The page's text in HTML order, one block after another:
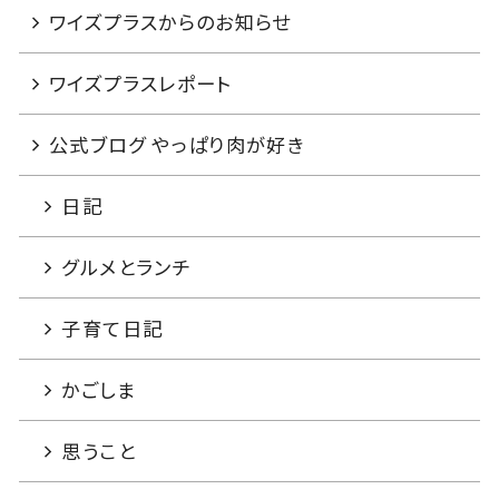
ワイズプラスからのお知らせ
ワイズプラスレポート
公式ブログ やっぱり肉が好き
日記
グルメとランチ
子育て日記
かごしま
思うこと